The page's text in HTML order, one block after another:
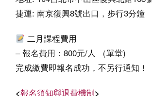
捷運: 南京復興8號出口，步行3分鐘
二月課程費用
– 報名費用：800元/人 （單堂)
完成繳費即報名成功，不另行通知！
<報名須知與退費機制>